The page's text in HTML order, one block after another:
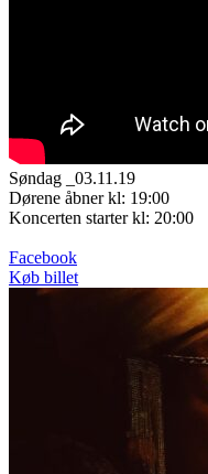
Søndag _03.11.19
Dørene åbner kl: 19:00
Koncerten starter kl: 20:00
Facebook
Køb billet